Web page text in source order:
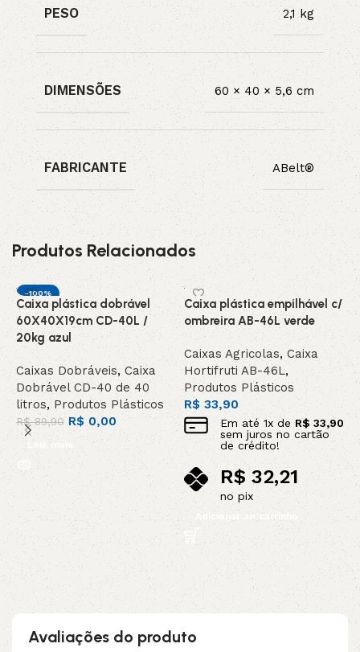
PESO 2,1 kg
DIMENSÕES 60 × 40 × 5,6 cm
FABRICANTE ABelt®
Produtos Relacionados
-100%
INDISPONIVEL /
SOB ENCOMEN
DA
Caixa plástica dobrável
60X40X19cm CD-40L /
20kg azul
Caixas Dobráveis,Caixa
Dobrável CD-40 de 40
litros,Produtos Plásticos
R$89,90 R$0,00
Leia mais
Caixa plástica empilhável c/
ombreira AB-46L verde
Caixas Agricolas,Caixa
Hortifruti AB-46L,
Produtos Plásticos
R$33,90
Em até 1x deR$33,90
sem juros no cartão
de crédito!
R$ 32,21
no pix
Adicionar ao carrinho
Avaliações do produto